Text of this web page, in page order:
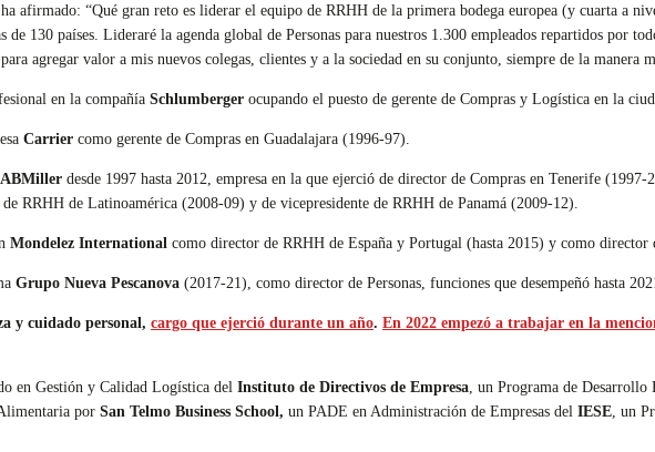
afirmado: “Qué gran reto es liderar el equipo de RRHH de la primera bodega europea (y cuarta a
de 130 países. Lideraré la agenda global de Personas para nuestros 1.300 empleados repartidos por
agregar valor a mis nuevos colegas, clientes y a la sociedad en su conjunto, siempre de la manera
en la compañía Schlumberger ocupando el puesto de gerente de Compras y Logística en la
Carrier como gerente de Compras en Guadalajara (1996-97).
desde 1997 hasta 2012, empresa en la que ejerció de director de Compras en Tenerife
RRHH de Latinoamérica (2008-09) y de vicepresidente de RRHH de Panamá (2009-12).
Mondelez International como director de RRHH de España y Portugal (hasta 2015) y como director
Grupo Nueva Pescanova (2017-21), como director de Personas, funciones que desempeñó hasta
y cuidado personal, cargo que ejerció durante un año. En 2022 empezó a trabajar en la
en Gestión y Calidad Logística del Instituto de Directivos de Empresa , un Programa de
por San Telmo Business School, un PADE en Administración de Empresas del IESE , un